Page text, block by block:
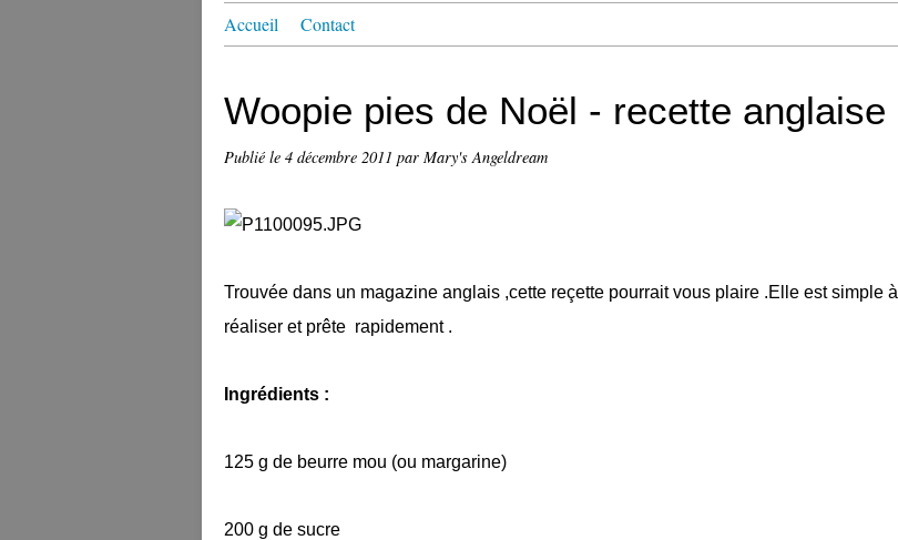
Accueil Contact
Woopie pies de Noël - recette anglaise
Publié le 4 décembre 2011 par Mary's Angeldream
Trouvée dans un magazine anglais ,cette reçette pourrait vous plaire .Elle est simple à
réaliser et prête rapidement .
Ingrédients :
125 g de beurre mou (ou margarine)
200 g de sucre